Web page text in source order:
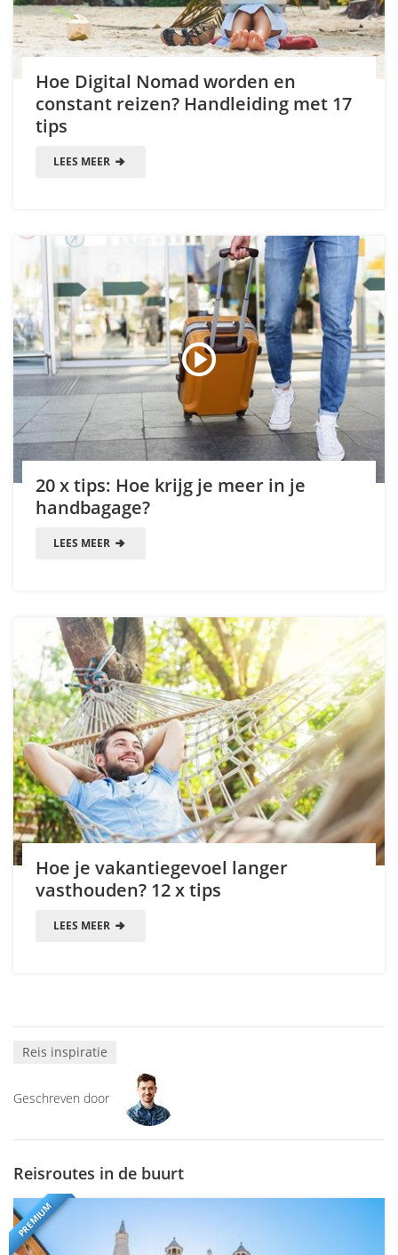
Hoe Digital Nomad worden en
constant reizen? Handleiding met 17
tips
LEES MEER
20 x tips: Hoe krijg je meer in je
handbagage?
LEES MEER
Hoe je vakantiegevoel langer
vasthouden? 12 x tips
LEES MEER
Reis inspiratie
Geschreven door
Reisroutes in de buurt
PREMIUM